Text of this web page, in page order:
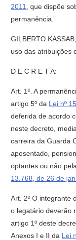
2011
, que dispõe
permanência.
GILBERTO
uso das atribuições
D E C R E T A:
Art. 1º. A
artigo 5º da Lei nº
deferida de acordo
neste decreto,
carreira da Guarda
aposentado,
optantes ou não
13.768, de 26 de
Art. 2º O integrante
o legatário deverão
artigo 1º deste
Anexos I e II da Lei